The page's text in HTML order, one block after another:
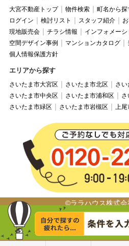
大宮不動産トップ 物件検索 町名から探
ログイン
検討リスト スタッフ紹介
現地販売会
チラシ情報 インフォメーシ
空間デザイン事例
マンションカタログ
個人情報保護方針
エリアから探す
さいたま市大宮区 さいたま市北区
さい
さいたま市中央区
さいたま市浦和区
さ
さいたま市緑区
さいたま市岩槻区 上尾
©ララハウス株式